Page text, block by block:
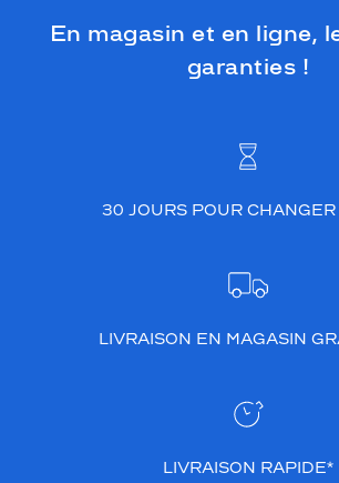
En magasin et en ligne,
garanties !
30 JOURS POUR CHANGER
LIVRAISON EN MAGASIN
LIVRAISON RAPIDE*